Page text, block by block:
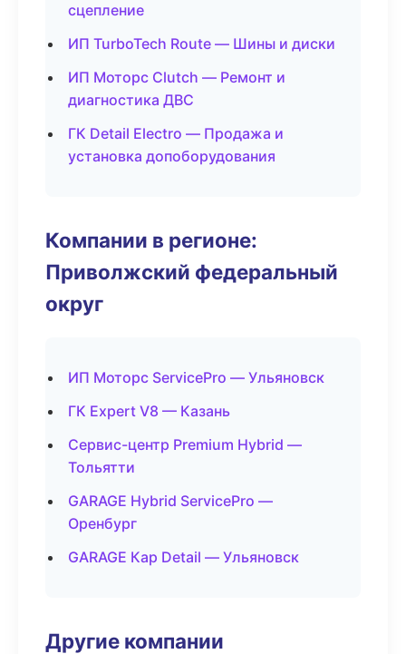
сцепление
ИП TurboTech Route — Шины и диски
ИП Моторс Clutch — Ремонт и
диагностика ДВС
ГК Detail Electro — Продажа и
установка допоборудования
Компании в регионе:
Приволжский федеральный
округ
ИП Моторс ServicePro — Ульяновск
ГК Expert V8 — Казань
Сервис-центр Premium Hybrid —
Тольятти
GARAGE Hybrid ServicePro —
Оренбург
GARAGE Кар Detail — Ульяновск
Другие компании